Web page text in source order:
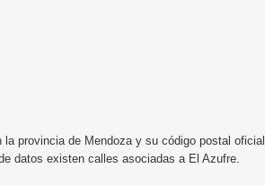
provincia de Mendoza y su código postal
datos existen calles asociadas a El Azufre.